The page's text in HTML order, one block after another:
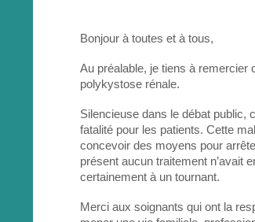
Bonjour à toutes et à tous,
Au préalable, je tiens à remercier
polykystose rénale.
Silencieuse dans le débat public,
fatalité pour les patients. Cette
concevoir des moyens pour
présent aucun traitement n’avait
certainement à un tournant.
Merci aux soignants qui ont la